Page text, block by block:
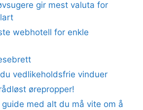
gir mest valuta for
webhotell for enkle
vedlikeholdsfrie vinduer
ørepropper!
med alt du må vite om å